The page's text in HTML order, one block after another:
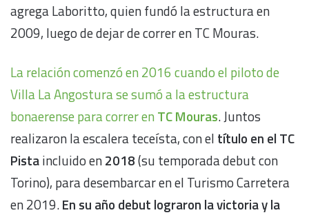
agrega Laboritto, quien fundó la estructura en
2009, luego de dejar de correr en TC Mouras.
La relación comenzó en 2016 cuando el piloto de
Villa La Angostura se sumó a la estructura
bonaerense para correr enTC Mouras. Juntos
realizaron la escalera teceísta, con el título en el TC
Pistaincluido en2018(su temporada debut con
Torino), para desembarcar en el Turismo Carretera
en 2019.En su año debut lograron la victoria y la